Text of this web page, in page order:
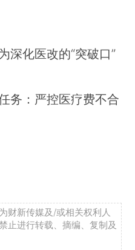
深化医改的“突破口”
务：严控医疗费不合
财新传媒及/或相关权利人
止进行转载、摘编、复制及